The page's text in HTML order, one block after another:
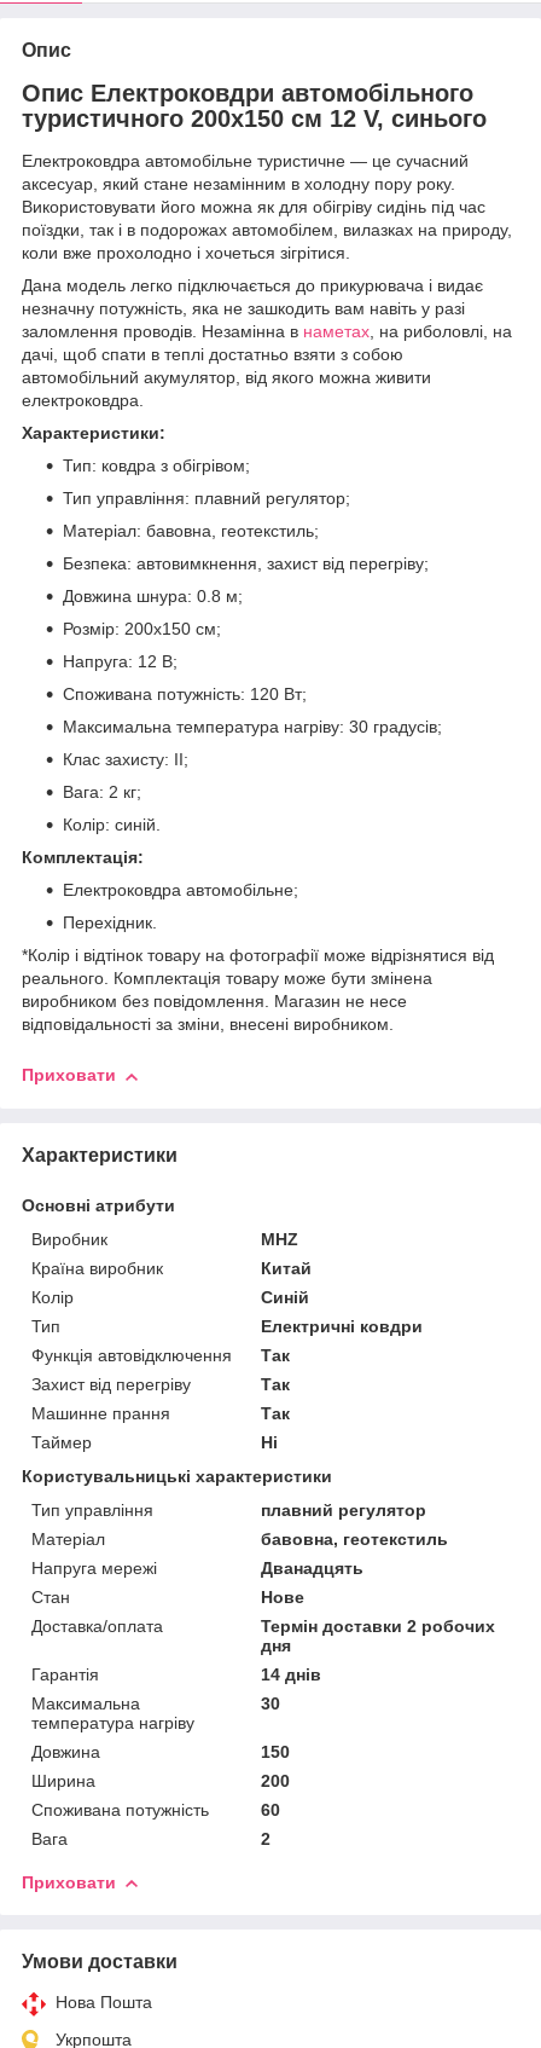
Опис
Опис Електроковдри автомобільного
туристичного 200х150 см 12 V, синього
Електроковдра автомобільне туристичне — це сучасний
аксесуар, який стане незамінним в холодну пору року.
Використовувати його можна як для обігріву сидінь під час
поїздки, так і в подорожах автомобілем, вилазках на природу,
коли вже прохолодно і хочеться зігрітися.
Дана модель легко підключається до прикурювача і видає
незначну потужність, яка не зашкодить вам навіть у разі
заломлення проводів. Незамінна в наметах, на риболовлі, на
дачі, щоб спати в теплі достатньо взяти з собою
автомобільний акумулятор, від якого можна живити
електроковдра.
Характеристики:
Тип: ковдра з обігрівом;
Тип управління: плавний регулятор;
Матеріал: бавовна, геотекстиль;
Безпека: автовимкнення, захист від перегріву;
Довжина шнура: 0.8 м;
Розмір: 200х150 см;
Напруга: 12 В;
Споживана потужність: 120 Вт;
Максимальна температура нагріву: 30 градусів;
Клас захисту: ІІ;
Вага: 2 кг;
Колір: синій.
Комплектація:
Електроковдра автомобільне;
Перехідник.
*Колір і відтінок товару на фотографії може відрізнятися від
реального. Комплектація товару може бути змінена
виробником без повідомлення. Магазин не несе
відповідальності за зміни, внесені виробником.
Приховати
Характеристики
Основні атрибути
Виробник
MHZ
Країна виробник
Китай
Колір
Синій
Тип
Електричні ковдри
Функція автовідключення
Так
Захист від перегріву
Так
Машинне прання
Так
Таймер
Ні
Користувальницькі характеристики
Тип управління
плавний регулятор
Матеріал
бавовна, геотекстиль
Напруга мережі
Дванадцять
Стан
Нове
Доставка/оплата
Термін доставки 2 робочих
дня
Гарантія
14 днів
Максимальна
температура нагріву
30
Довжина
150
Ширина
200
Споживана потужність
60
Вага
2
Приховати
Умови доставки
Нова Пошта
Укрпошта